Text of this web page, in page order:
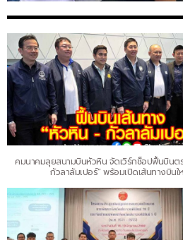
คมนาคมลุยสนามบินหัวหิน จัดเวิร์กช็อปฟื้นบินต
กัวลาลัมเปอร์” พร้อมเปิดเส้นทางบินใ